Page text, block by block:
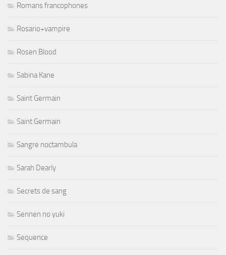
Romans francophones
Rosario+vampire
Rosen Blood
Sabina Kane
Saint Germain
Saint Germain
Sangre noctambula
Sarah Dearly
Secrets de sang
Sennen no yuki
Sequence